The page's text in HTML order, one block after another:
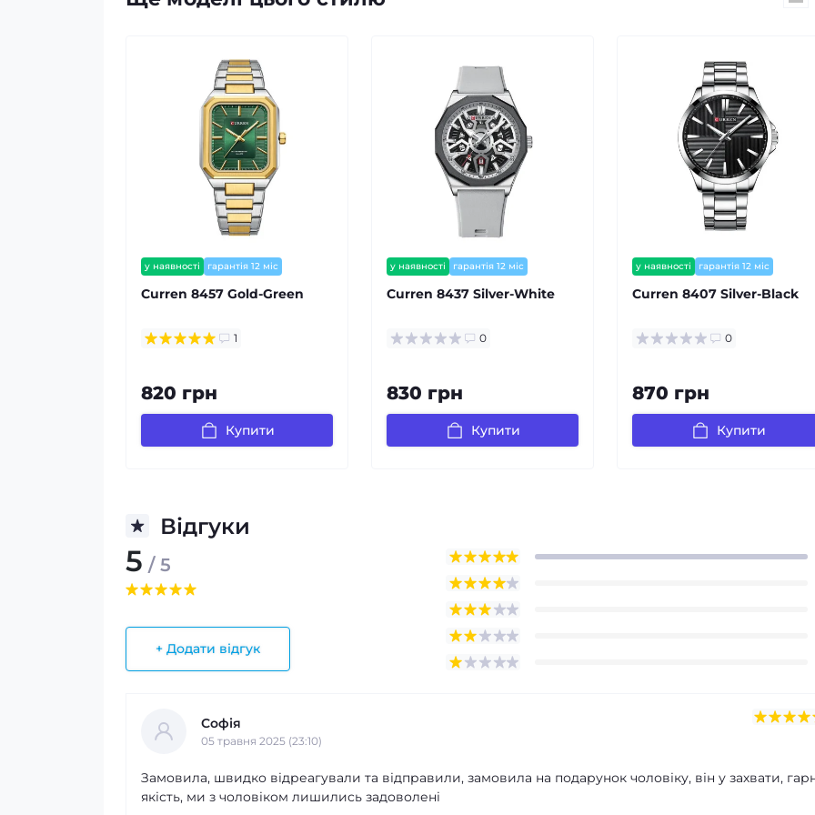
у наявності гарантія 12 міс
Curren 8457 Gold-Green
1
820 грн
Купити
у наявності
гарантія 12 міс
Curren 8437 Silver-White
0
830 грн
Купити
у наявності
гарантія 12 міс
Curren 8407 Silver-Black
0
870 грн
Купити
Відгуки
5 / 5
+ Додати відгук
Софія
05 травня 2025 (23:10)
Замовила, швидко відреагували та відправили, замовила на подарунок чоловіку, він у захвати,
якість, ми з чоловіком лишились задоволені